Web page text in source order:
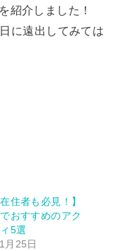
紹介しました！
に遠出してみては
住者も必見！】
おすすめのアク
5選
月25日